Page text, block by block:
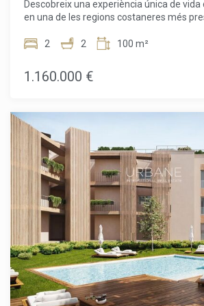
preu de venda no inclou impostos,
registre, honoraris d'agència ni despeses
la hipoteca, si correspon).
Descobreix una experiència única de
en una de les regions costaneres més
a primera línia ofereix vistes
ubicació envejable es combinen per crear
veritablement especial. Dissenyat per
equilibrades i grans finestrals concebuts
en gairebé tots els espais.A l'interior,
amb dos amplis dormitoris i dos banys
acabats, pensats per oferir el màxim
seva distribució optimitza al màxim
zona de dia oberta i lluminosa, ideal per
espais més íntims i tranquils dedicats al
transmet una atmosfera sofisticada i
disseny d'autor es posa al servei del
especialment la seva magnífica terrassa
perfecte per gaudir plenament de l'estil
en qualsevol moment del dia, ja sigui
un dinar al sol o una vetllada gaudint de
enllà de l'habitatge, els residents
instal·lacions comunitàries en un entorn
2 2 100 m²
1.160.000 €